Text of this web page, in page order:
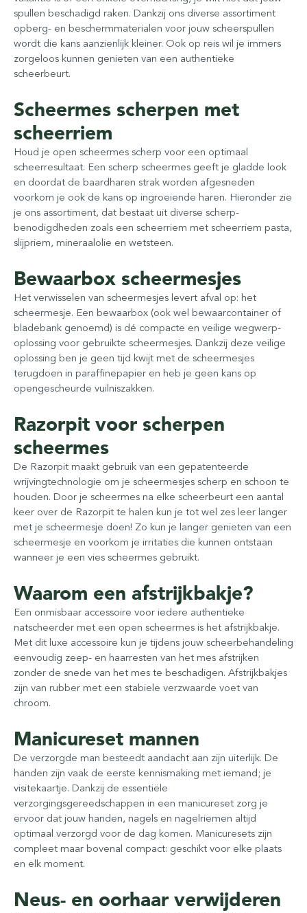
spullen beschadigd raken. Dankzij ons diverse assortiment
opberg- en beschermmaterialen voor jouw scheerspullen
wordt die kans aanzienlijk kleiner. Ook op reis wil je immers
zorgeloos kunnen genieten van een authentieke
scheerbeurt.
Scheermes scherpen met
scheerriem
Houd je open scheermes scherp voor een optimaal
scheerresultaat. Een scherp scheermes geeft je gladde look
en doordat de baardharen strak worden afgesneden
voorkom je ook de kans op ingroeiende haren. Hieronder zie
je ons assortiment, dat bestaat uit diverse scherp-
benodigdheden zoals een scheerriem met scheerriem pasta,
slijpriem, mineraalolie en wetsteen.
Bewaarbox scheermesjes
Het verwisselen van scheermesjes levert afval op: het
scheermesje. Een bewaarbox (ook wel bewaarcontainer of
bladebank genoemd) is dé compacte en veilige wegwerp-
oplossing voor gebruikte scheermesjes. Dankzij deze veilige
oplossing ben je geen tijd kwijt met de scheermesjes
terugdoen in paraffinepapier en heb je geen kans op
opengescheurde vuilniszakken.
Razorpit voor scherpen
scheermes
De Razorpit maakt gebruik van een gepatenteerde
wrijvingtechnologie om je scheermesjes scherp en schoon te
houden. Door je scheermes na elke scheerbeurt een aantal
keer over de Razorpit te halen kun je tot wel zes leer langer
met je scheermesje doen! Zo kun je langer genieten van een
scheermesje en voorkom je irritaties die kunnen ontstaan
wanneer je een vies scheermes gebruikt.
Waarom een afstrijkbakje?
Een onmisbaar accessoire voor iedere authentieke
natscheerder met een open scheermes is het afstrijkbakje.
Met dit luxe accessoire kun je tijdens jouw scheerbehandeling
eenvoudig zeep- en haarresten van het mes afstrijken
zonder de snede van het mes te beschadigen. Afstrijkbakjes
zijn van rubber met een stabiele verzwaarde voet van
chroom.
Manicureset mannen
De verzorgde man besteedt aandacht aan zijn uiterlijk. De
handen zijn vaak de eerste kennismaking met iemand; je
visitekaartje. Dankzij de essentiële
verzorgingsgereedschappen in een manicureset zorg je
ervoor dat jouw handen, nagels en nagelriemen altijd
optimaal verzorgd voor de dag komen. Manicuresets zijn
compleet maar bovenal compact: geschikt voor elke plaats
en elk moment.
Neus- en oorhaar verwijderen